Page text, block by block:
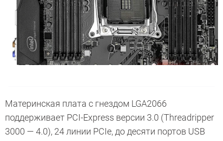
Материнская плата с гнездом LGA2066
поддерживает PCI-Express версии 3.0 (Threadripper
3000 — 4.0), 24 линии PCIe, до десяти портов USB